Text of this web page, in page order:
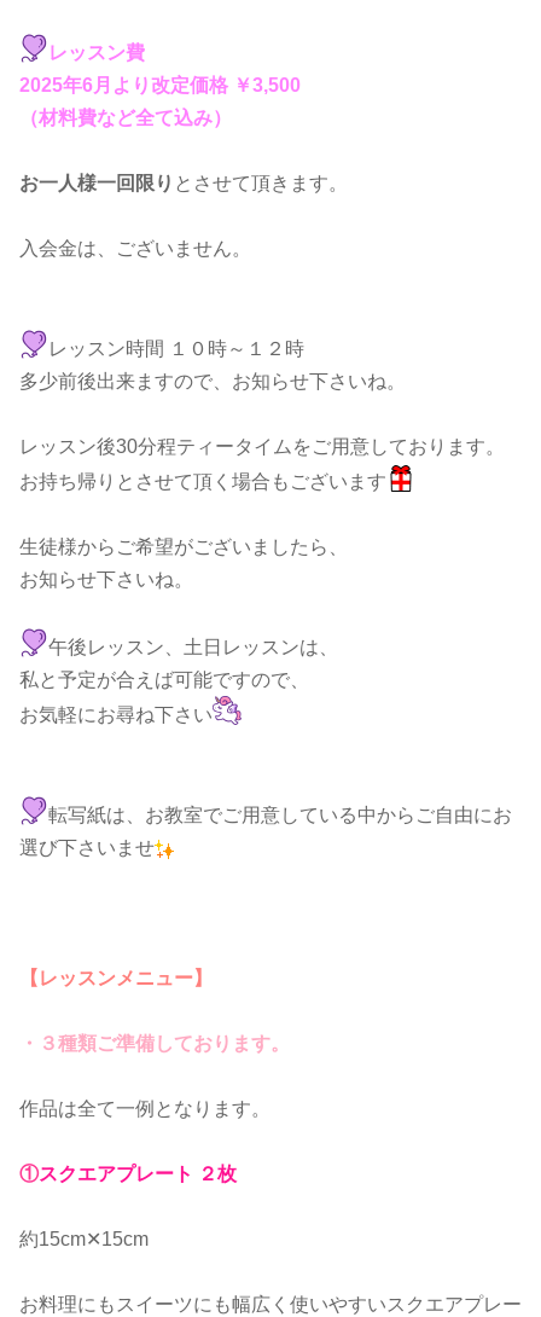
レッスン費
2025年6月より改定価格 ￥3,500
（材料費など全て込み）
お一人様一回限り とさせて頂きます。
入会金は、ございません。
レッスン時間 １０時～１２時
多少前後出来ますので、お知らせ下さいね。
レッスン後30分程ティータイムをご用意しております。
お持ち帰りとさせて頂く場合もございます
生徒様からご希望がございましたら、
お知らせ下さいね。
午後レッスン、土日レッスンは、
私と予定が合えば可能ですので、
お気軽にお尋ね下さい
転写紙は、お教室でご用意している中からご自由にお
選び下さいませ
【レッスンメニュー】
・３種類ご準備しております。
作品は全て一例となります。
①スクエアプレート ２枚
約15cm✕15cm
お料理にもスイーツにも幅広く使いやすいスクエアプレー